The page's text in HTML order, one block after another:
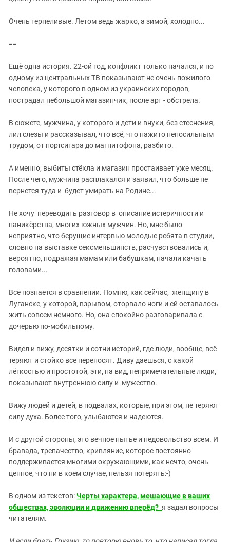
Очень терпеливые. Летом ведь жарко, а зимой, холодно...
==
Ещё одна история. 22-ой год, конфликт только начался, и по
одному из центральных ТВ показывают не очень пожилого
человека, у которого в одном из украинских городов,
пострадал небольшой магазинчик, после арт - обстрела.
В сюжете, мужчина, у которого и дети и внуки, без стеснения,
лил слезы и рассказывал, что всё, что нажито непосильным
трудом, от портсигара до магнитофона, разбито.
А именно, выбиты стёкла и магазин простаивает уже месяц.
После чего, мужчина расплакался и заявил, что больше не
вернется туда и будет умирать на Родине...
Не хочу переводить разговор в описание истеричности и
паникёрства, многих южных мужчин. Но, мне было
неприятно, что берущие интервью молодые ребята в студии,
словно на выставке сексменьшинств, расчувствовались и,
вероятно, подражая мамам или бабушкам, начали качать
головами...
Всё познается в сравнении. Помню, как сейчас, женщину в
Луганске, у которой, взрывом, оторвало ноги и ей оставалось
жить совсем немного. Но, она спокойно разговаривала с
дочерью по-мобильному.
Видел и вижу, десятки и сотни историй, где люди, вообще, всё
теряют и стойко все переносят. Диву даешься, с какой
лёгкостью и простотой, эти, на вид, непримечательные люди,
показывают внутреннюю силу и мужество.
Вижу людей и детей, в подвалах, которые, при этом, не теряют
силу духа. Более того, улыбаются и надеются.
И с другой стороны, это вечное нытье и недовольство всем. И
бравада, трепачество, кривляние, которое постоянно
поддерживается многими окружающими, как нечто, очень
ценное, что ни в коем случае, нельзя потерять:-)
В одном из текстов: Черты характера, мешающие в ваших
обществах, эволюции и движению вперёд? я задал вопросы
читателям.